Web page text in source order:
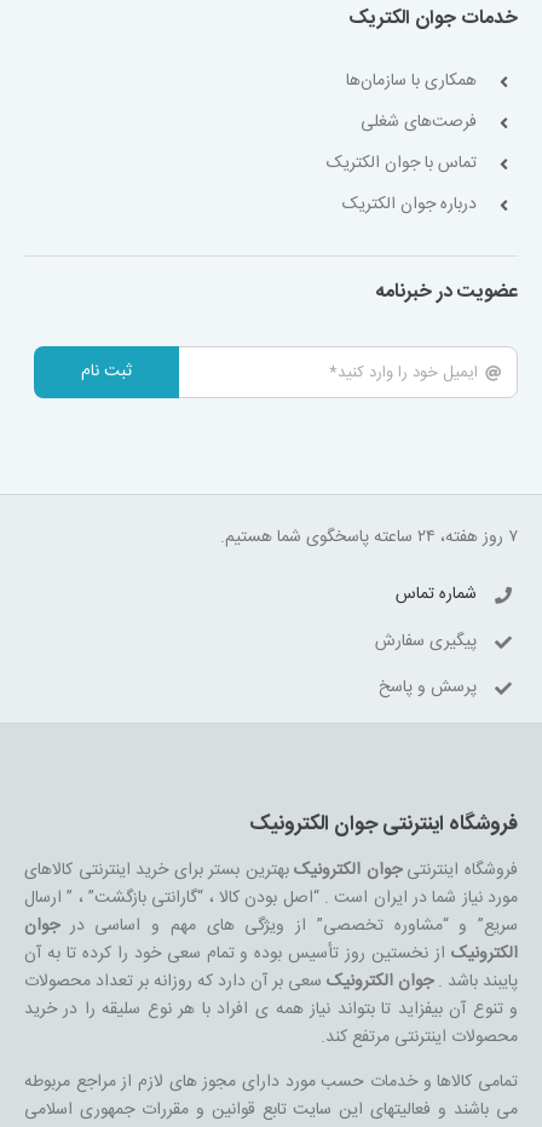
خدمات جوان الکتریک
همکاری با سازمان‌ها
فرصت‌های شغلی
تماس با جوان الکتریک
درباره جوان الکتریک
عضویت در خبرنامه
ثبت نام
۷ روز هفته، ۲۴ ساعته پاسخگوی شما هستیم.
شماره تماس
پیگیری سفارش
پرسش و پاسخ
فروشگاه اینترنتی جوان الکترونیک
فروشگاه اینترنتیجوان الکترونیکبهترین بستر برای خرید اینترنتی کالاهای
مورد نیاز شما در ایران است . “اصل بودن کالا ، “گارانتی بازگشت” ، ” ارسال
سریع” و “مشاوره تخصصی” از ویژگی های مهم و اساسی درجوان
الکترونیکاز نخستین روز تأسیس بوده و تمام سعی خود را کرده تا به آن
پایبند باشد .جوان الکترونیکسعی بر آن دارد که روزانه بر تعداد محصولات
و تنوع آن بیفزاید تا بتواند نیاز همه ی افراد با هر نوع سلیقه را در خرید
محصولات اینترنتی مرتفع کند.
تمامی کالاها و خدمات حسب مورد دارای مجوز های لازم از مراجع مربوطه
می باشند و فعالیتهای این سایت تابع قوانین و مقررات جمهوری اسلامی